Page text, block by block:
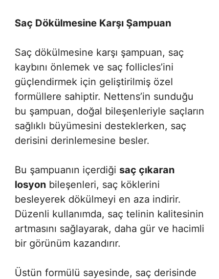
Saç Dökülmesine Karşı Şampuan
Saç dökülmesine karşı şampuan, saç
kaybını önlemek ve saç follicles’ini
güçlendirmek için geliştirilmiş özel
formüllere sahiptir. Nettens’in sunduğu
bu şampuan, doğal bileşenleriyle saçların
sağlıklı büyümesini desteklerken, saç
derisini derinlemesine besler.
Bu şampuanın içerdiği saç çıkaran
losyon bileşenleri, saç köklerini
besleyerek dökülmeyi en aza indirir.
Düzenli kullanımda, saç telinin kalitesinin
artmasını sağlayarak, daha gür ve hacimli
bir görünüm kazandırır.
Üstün formülü sayesinde, saç derisinde